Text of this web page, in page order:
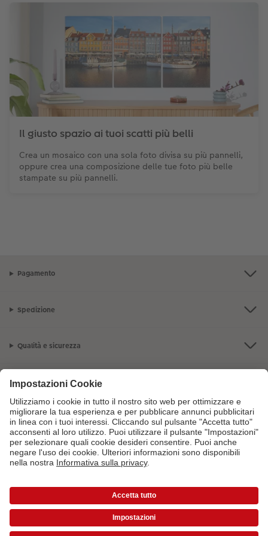
Il giusto spazio ai tuoi scatti più belli
Crea un mosaico con una sola foto divisa su più pannelli,
oppure crea una composizione delle tue foto più belle
stampate su più pannelli.
Pagamento
Spedizione
Qualità e sicurezza
Servizio clienti
L'azienda CEWE
I nostri prodotti
Per maggiori informazioni sui prodotti o sugli ordini puoi chiamarci al
800141005dal lunedì alla domenica 9:00 - 20:00
*Tutti i prezzi si intendono IVA inclusa ed eventuali spese di spedizione escluse come